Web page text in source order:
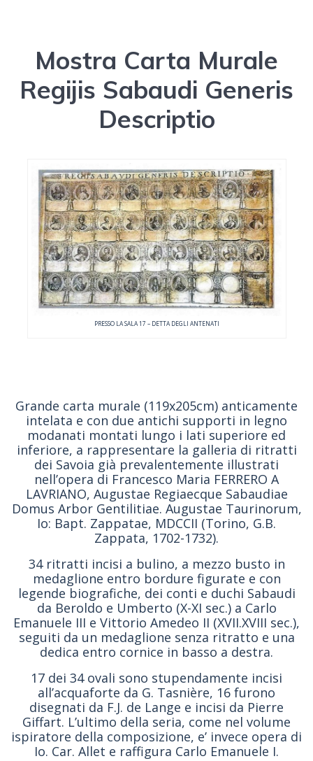
Mostra Carta Murale
Regijis Sabaudi Generis
Descriptio
PRESSO LA SALA 17 – DETTA DEGLI ANTENATI
Grande carta murale (119x205cm) anticamente
intelata e con due antichi supporti in legno
modanati montati lungo i lati superiore ed
inferiore, a rappresentare la galleria di ritratti
dei Savoia già prevalentemente illustrati
nell’opera di Francesco Maria FERRERO A
LAVRIANO, Augustae Regiaecque Sabaudiae
Domus Arbor Gentilitiae. Augustae Taurinorum,
Io: Bapt. Zappatae, MDCCII (Torino, G.B.
Zappata, 1702-1732).
34 ritratti incisi a bulino, a mezzo busto in
medaglione entro bordure figurate e con
legende biografiche, dei conti e duchi Sabaudi
da Beroldo e Umberto (X-XI sec.) a Carlo
Emanuele III e Vittorio Amedeo II (XVII.XVIII sec.),
seguiti da un medaglione senza ritratto e una
dedica entro cornice in basso a destra.
17 dei 34 ovali sono stupendamente incisi
all’acquaforte da G. Tasnière, 16 furono
disegnati da F.J. de Lange e incisi da Pierre
Giffart. L’ultimo della seria, come nel volume
ispiratore della composizione, e’ invece opera di
Io. Car. Allet e raffigura Carlo Emanuele I.